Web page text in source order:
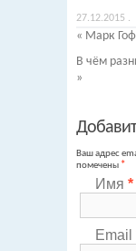
27.12.2015 .
« Марк
В чём
»
Ваш адрес
помечены *
Имя *
Email